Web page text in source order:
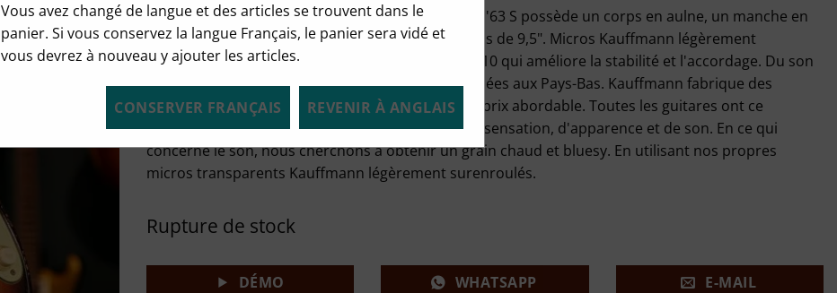
Votre nouvel ami de longue dateCette Kauffmann '63 S possède un corps en aulne, un manche en
érable et une touche en palissandre avec un radius de 9,5". Micros Kauffmann légèrement
surbobinés. Elle est équipée d'un vibrato Gotoh 510 qui améliore la stabilité et l'accordage. Du son
et du sustain.Les guitares Kauffmann sont fabriquées aux Pays-Bas. Kauffmann fabrique des
guitares de qualité "custom shop" à un niveau de prix abordable. Toutes les guitares ont ce
caractère vintage bien rôdé. Tout est question de sensation, d'apparence et de son. En ce qui
concerne le son, nous cherchons à obtenir un grain chaud et bluesy. En utilisant nos propres
micros transparents Kauffmann légèrement surenroulés.
Rupture de stock
DÉMO WHATSAPP E-MAIL
Vous avez changé de langue et des articles se trouvent dans le
panier. Si vous conservez la langue Français, le panier sera vidé et
vous devrez à nouveau y ajouter les articles.
CONSERVER FRANÇAIS REVENIR À ANGLAIS